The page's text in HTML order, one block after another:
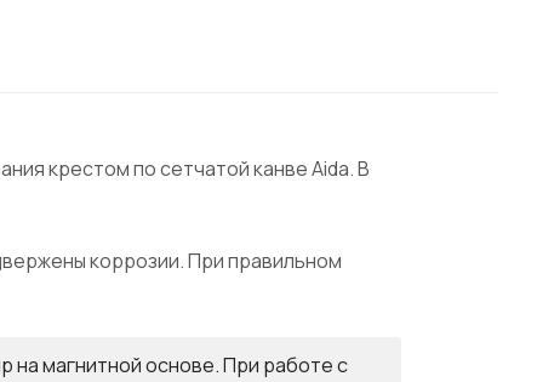
крестом по сетчатой канве Aida. В
коррозии. При правильном
на магнитной основе. При работе с